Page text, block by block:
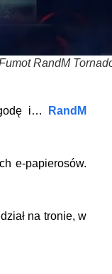
RandM
i…
RandM
e-papierosów.
na tronie, w